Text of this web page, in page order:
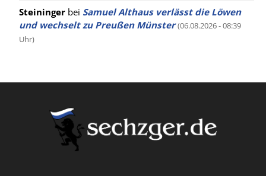
Steininger bei Samuel Althaus verlässt die Löwen
und wechselt zu Preußen Münster (06.08.2026 - 08:39
Uhr)